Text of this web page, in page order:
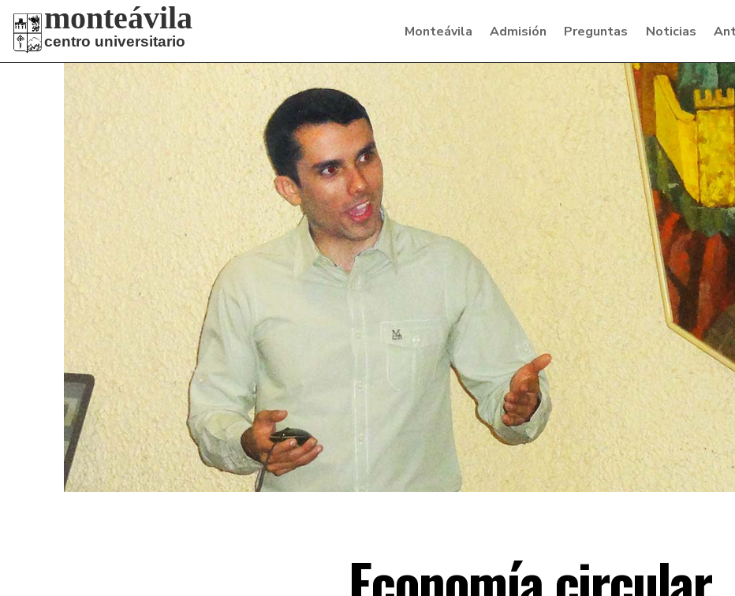
monteávila
centro universitario
Monteávila Admisión Preguntas Noticias